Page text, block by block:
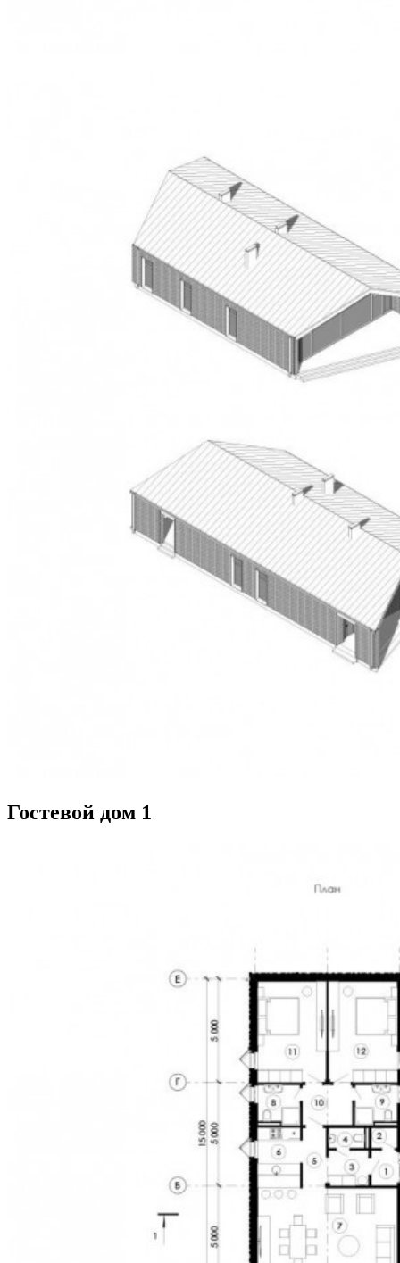
Гостевой дом 1